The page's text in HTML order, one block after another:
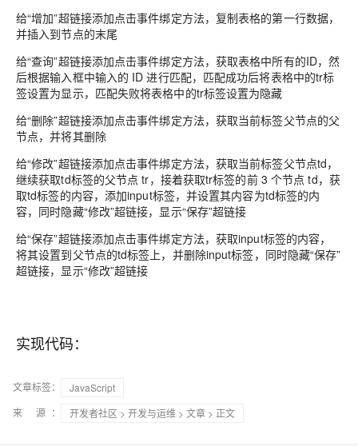
给“增加”超链接添加点击事件绑定方法，复制表格的第一行数据，
并插入到节点的末尾
给“查询”超链接添加点击事件绑定方法，获取表格中所有的ID，然
后根据输入框中输入的 ID 进行匹配，匹配成功后将表格中的tr标
签设置为显示，匹配失败将表格中的tr标签设置为隐藏
给“删除”超链接添加点击事件绑定方法，获取当前标签父节点的父
节点，并将其删除
给“修改”超链接添加点击事件绑定方法，获取当前标签父节点td，
继续获取td标签的父节点 tr，接着获取tr标签的前 3 个节点 td，获
取td标签的内容，添加input标签，并设置其内容为td标签的内
容，同时隐藏“修改”超链接，显示“保存”超链接
给“保存”超链接添加点击事件绑定方法，获取input标签的内容，
将其设置到父节点的td标签上，并删除input标签，同时隐藏“保存”
超链接，显示“修改”超链接
实现代码：
文章标签：
JavaScript
来 源：
开发者社区 > 开发与运维 > 文章 > 正文